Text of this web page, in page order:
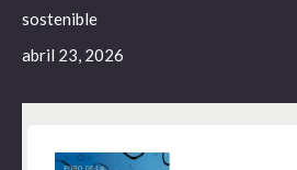
sostenible
abril 23, 2026